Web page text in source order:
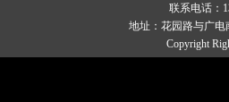
联系电话：
地址：花园路与广电
Copyright